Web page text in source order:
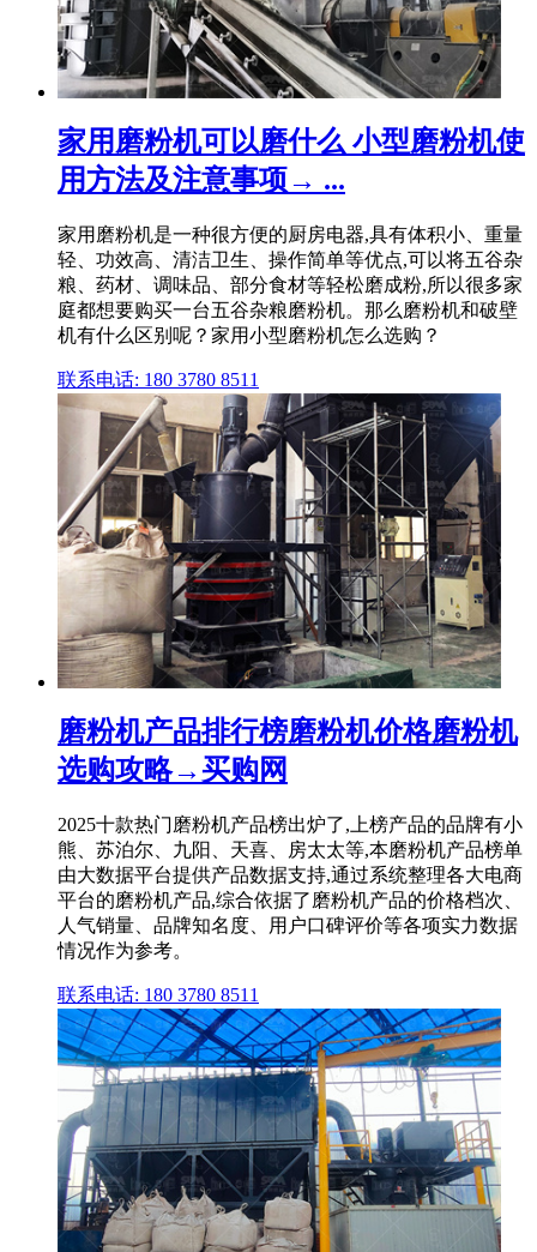
家用磨粉机可以磨什么 小型磨粉机使
用方法及注意事项→ ...
家用磨粉机是一种很方便的厨房电器,具有体积小、重量
轻、功效高、清洁卫生、操作简单等优点,可以将五谷杂
粮、药材、调味品、部分食材等轻松磨成粉,所以很多家
庭都想要购买一台五谷杂粮磨粉机。那么磨粉机和破壁
机有什么区别呢？家用小型磨粉机怎么选购？
联系电话: 180 3780 8511
磨粉机产品排行榜磨粉机价格磨粉机
选购攻略→买购网
2025十款热门磨粉机产品榜出炉了,上榜产品的品牌有小
熊、苏泊尔、九阳、天喜、房太太等,本磨粉机产品榜单
由大数据平台提供产品数据支持,通过系统整理各大电商
平台的磨粉机产品,综合依据了磨粉机产品的价格档次、
人气销量、品牌知名度、用户口碑评价等各项实力数据
情况作为参考。
联系电话: 180 3780 8511